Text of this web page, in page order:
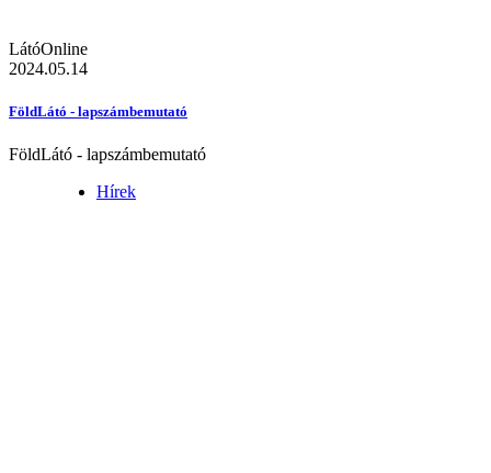
LátóOnline
2024.05.14
FöldLátó - lapszámbemutató
FöldLátó - lapszámbemutató
Hírek